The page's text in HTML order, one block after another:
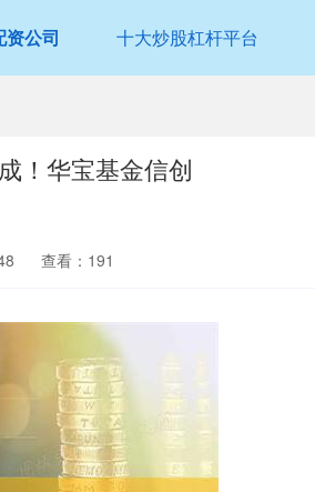
资公司 十大炒股杠杆平台
！华宝基金信创
查看：191